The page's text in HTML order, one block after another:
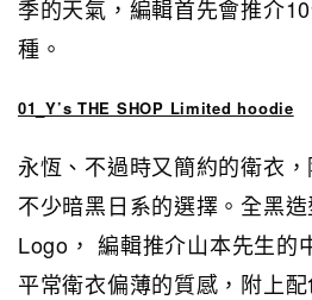
季的天氣，編輯首先會推介
種。
01_Y’s THE SHOP Limited hoodie
永恆、不過時又簡約的衛衣
不少暗黑日系的選擇。全黑
Logo， 編輯推介山本先生的
平常衛衣偏薄的質感，附上